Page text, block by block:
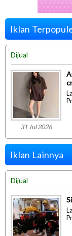
Iklan
Dijual
31 Jul 2026
Iklan Lainnya
Dijual